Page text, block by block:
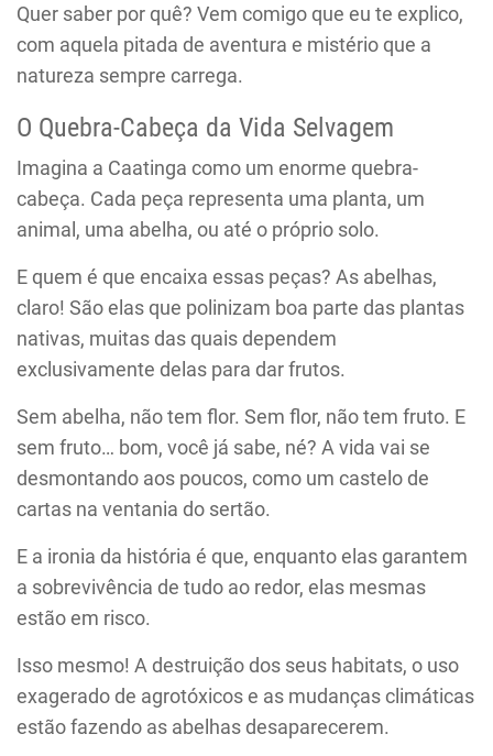
Quer saber por quê? Vem comigo que eu te explico,
com aquela pitada de aventura e mistério que a
natureza sempre carrega.
O Quebra-Cabeça da Vida Selvagem
Imagina a Caatinga como um enorme quebra-
cabeça. Cada peça representa uma planta, um
animal, uma abelha, ou até o próprio solo.
E quem é que encaixa essas peças? As abelhas,
claro! São elas que polinizam boa parte das plantas
nativas, muitas das quais dependem
exclusivamente delas para dar frutos.
Sem abelha, não tem flor. Sem flor, não tem fruto. E
sem fruto… bom, você já sabe, né? A vida vai se
desmontando aos poucos, como um castelo de
cartas na ventania do sertão.
E a ironia da história é que, enquanto elas garantem
a sobrevivência de tudo ao redor, elas mesmas
estão em risco.
Isso mesmo! A destruição dos seus habitats, o uso
exagerado de agrotóxicos e as mudanças climáticas
estão fazendo as abelhas desaparecerem.